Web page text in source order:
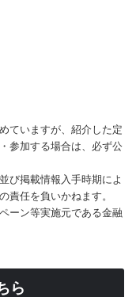
ていますが、紹介した定
参加する場合は、必ず公
び掲載情報入手時期によ
責任を負いかねます。
ーン等実施元である金融
ら